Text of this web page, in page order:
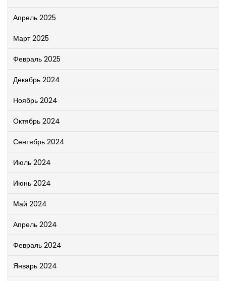
Апрель 2025
Март 2025
Февраль 2025
Декабрь 2024
Ноябрь 2024
Октябрь 2024
Сентябрь 2024
Июль 2024
Июнь 2024
Май 2024
Апрель 2024
Февраль 2024
Январь 2024